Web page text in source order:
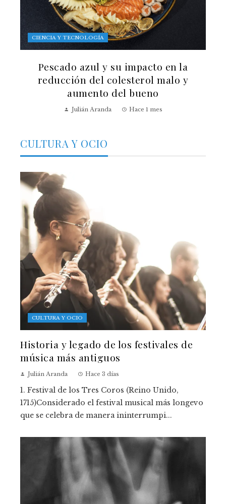
CIENCIA Y TECNOLOGÍA
Pescado azul y su impacto en la
reducción del colesterol malo y
aumento del bueno
Julián Aranda Hace 1 mes
CULTURA Y OCIO
CULTURA Y OCIO
Historia y legado de los festivales de
música más antiguos
Julián Aranda Hace 3 días
1. Festival de los Tres Coros (Reino Unido,
1715)Considerado el festival musical más longevo
que se celebra de manera ininterrumpi...